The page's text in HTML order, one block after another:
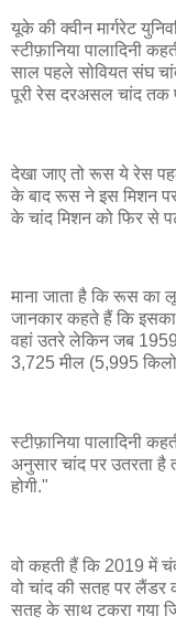
यूके की क्वीन मार्गरेट
स्टीफ़ानिया पालादिनी
साल पहले सोवियत संघ
पूरी रेस दरअसल चांद तक
देखा जाए तो रूस ये रेस
के बाद रूस ने इस मिशन
के चांद मिशन को फिर से
माना जाता है कि रूस का
जानकार कहते हैं कि
वहां उतरे लेकिन जब
3,725 मील (5,995
स्टीफ़ानिया पालादिनी
अनुसार चांद पर उतरता है
होगी."
वो कहती हैं कि 2019 में
वो चांद की सतह पर
सतह के साथ टकरा गया